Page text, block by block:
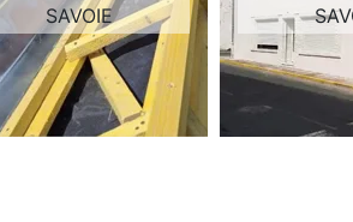
SAVOIE